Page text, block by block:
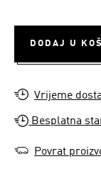
DODAJ U
Vrijeme
Besplatna
Povrat